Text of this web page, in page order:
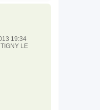
19:34
LE